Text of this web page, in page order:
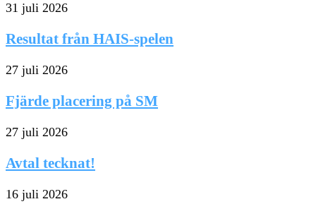
31 juli 2026
Resultat från HAIS-spelen
27 juli 2026
Fjärde placering på SM
27 juli 2026
Avtal tecknat!
16 juli 2026